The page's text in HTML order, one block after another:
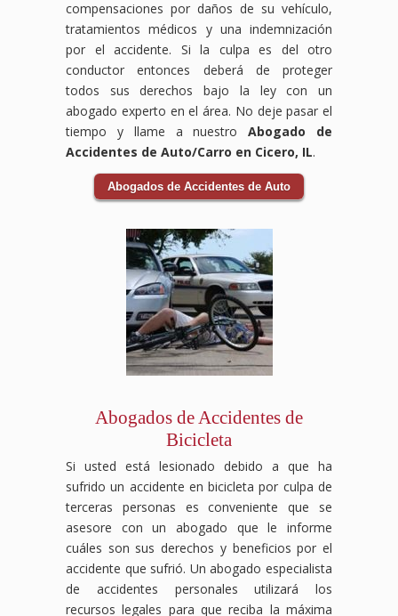
de
abogados
especializados
accidentes
de
tránsito
luchará
para
que
recibas
el
financiero
legal
mereces,
asegurándonos
situación
Contáctanos
hoy
mismo
una
consulta
gratuita
y
descubre
negociación
con
las
aseguradoras,
asegurándonos
de
que
obtengas
máximo
beneficio
posible.
hoy
para
una
consulta
gratuita
y
descubre
cómo
podemos
luchar
por
la
justicia
y la
que
mereces.
y
recibas
necesario
durante
tu
recuperación.
aseguradoras
pueden
intentar
o
tus
beneficios,
pero
nosotros
nos
encargamos
de
intereses.
para
una
consulta
gratuita
y
deja
que
accidente.
Los
accidentes
auto
pueden
ser
traumáticos
tener
consecuencias
duraderas,
tienes
enfrentarlos
solo.
Nuestro
equipo
abogados
accidentes
te
guiará
través
del
proceso
legal
y se
abrumador,
pero
no
que
hacerlo
solo.
Nuestro
de
abogados
especializados
compensación
laboral
luchará
para
que
tus
derechos
sean
respetados
el
apoyo
necesario
durante
tu
Las
aseguradoras
pueden
intentar
reducir
o
de
abogados
expertos
accidentes
de
tránsito
se
encargará
de
todo
el
legal,
el
reclamo
hasta
la
negociación
con
las
de
el
máximo
beneficio
posible.
Contáctanos
hoy
para
una
compensaciones por daños de su vehículo,
tratamientos médicos y una indemnización
por el accidente. Si la culpa es del otro
conductor entonces deberá de proteger
todos sus derechos bajo la ley con un
abogado experto en el área. No deje pasar el
tiempo y llame a nuestroAbogado de
Accidentes de Auto/Carro en Cicero, IL.
Abogados de Accidentes de Auto
Abogados de Accidentes de
Bicicleta
Si usted está lesionado debido a que ha
sufrido un accidente en bicicleta por culpa de
terceras personas es conveniente que se
asesore con un abogado que le informe
cuáles son sus derechos y beneficios por el
accidente que sufrió. Un abogado especialista
de accidentes personales utilizará los
recursos legales para que reciba la máxima